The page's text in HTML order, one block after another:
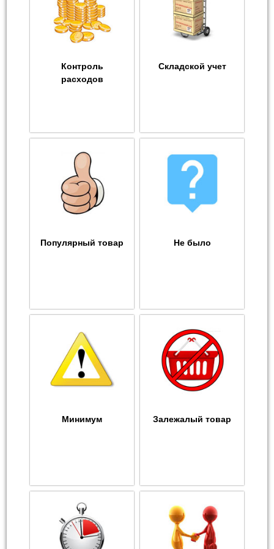
Контроль
расходов
Складской учет
Популярный товар Не было
Минимум Залежалый товар